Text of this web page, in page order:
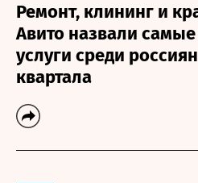
Ремонт, клининг и
Авито назвали
услуги среди
квартала